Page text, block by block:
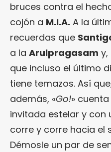
bruces contra el
cojón a M.I.A. A la
recuerdas que
a la Arulpragasam
que incluso el último
tiene temazos. Así
además, «Go!»
invitada estelar y
corre y corre hacia el
Démosle un par de